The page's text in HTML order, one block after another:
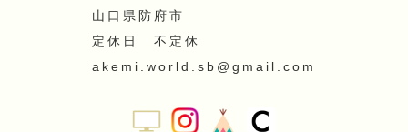
山口県防府市
定休日 不定休
akemi.world.sb@gmail.com